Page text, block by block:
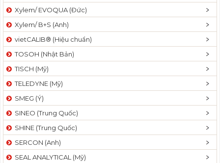
Xylem/ EVOQUA (Đức)
Xylem/ B+S (Anh)
vietCALIB® (Hiệu chuẩn)
TOSOH (Nhật Bản)
TISCH (Mỹ)
TELEDYNE (Mỹ)
SMEG (Ý)
SINEO (Trung Quốc)
SHINE (Trung Quốc)
SERCON (Anh)
SEAL ANALYTICAL (Mỹ)